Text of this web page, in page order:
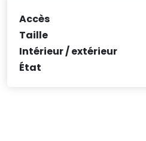
Accès
Taille
Intérieur / extérieur
État